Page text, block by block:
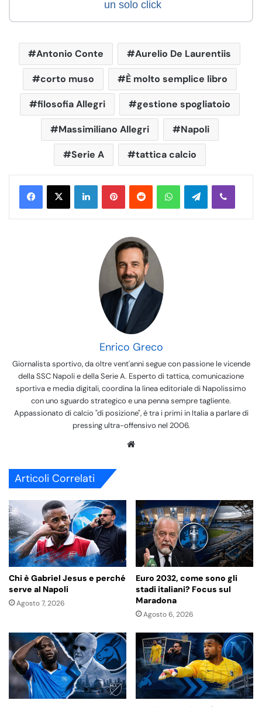
un solo click
Antonio Conte Aurelio De Laurentiis
corto muso È molto semplice libro
filosofia Allegri gestione spogliatoio
Massimiliano Allegri Napoli
Serie A tattica calcio
WhatsApp Telegram
Enrico Greco
Giornalista sportivo, da oltre vent'anni segue con passione le vicende
della SSC Napoli e della Serie A. Esperto di tattica, comunicazione
sportiva e media digitali, coordina la linea editoriale di Napolissimo
con uno sguardo strategico e una penna sempre tagliente.
Appassionato di calcio "di posizione", è tra i primi in Italia a parlare di
pressing ultra-offensivo nel 2006.
Articoli Correlati
Chi è Gabriel Jesus e perché
serve al Napoli
Agosto 7, 2026
Euro 2032, come sono gli
stadi italiani? Focus sul
Maradona
Agosto 6, 2026